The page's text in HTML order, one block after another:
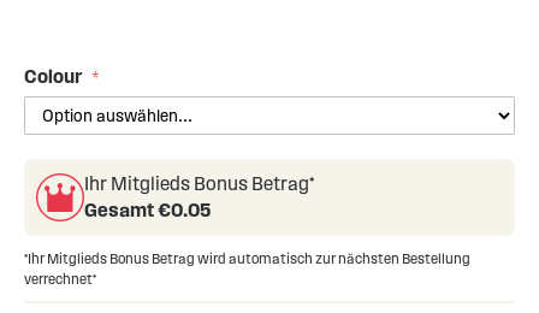
the
beginning
images
gallery
Colour
Ihr Mitglieds Bonus Betrag*
Gesamt €0.05
*Ihr Mitglieds Bonus Betrag wird automatisch zur nächsten Bestellung
verrechnet*